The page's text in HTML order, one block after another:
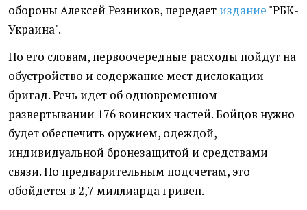
обороны Алексей Резников, передает издание "РБК-
Украина".
По его словам, первоочередные расходы пойдут на
обустройство и содержание мест дислокации
бригад. Речь идет об одновременном
развертывании 176 воинских частей. Бойцов нужно
будет обеспечить оружием, одеждой,
индивидуальной бронезащитой и средствами
связи. По предварительным подсчетам, это
обойдется в 2,7 миллиарда гривен.